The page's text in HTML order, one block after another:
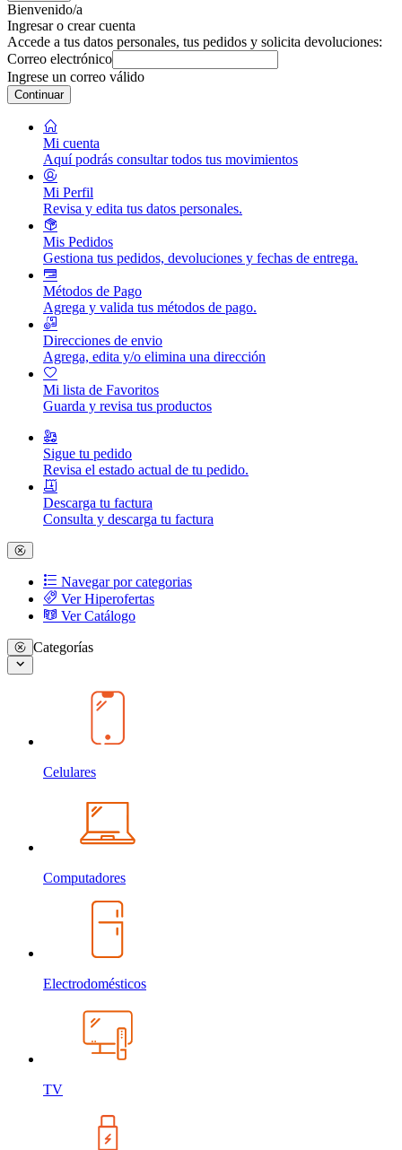
Bienvenido/a
Ingresar o crear cuenta
Accede a tus datos personales, tus pedidos y solicita devoluciones:
Correo electrónico
Ingrese un correo válido
Continuar
Mi cuenta
Aquí podrás consultar todos tus movimientos
Mi Perfil
Revisa y edita tus datos personales.
Mis Pedidos
Gestiona tus pedidos, devoluciones y fechas de entrega.
Métodos de Pago
Agrega y valida tus métodos de pago.
Direcciones de envio
Agrega, edita y/o elimina una dirección
Mi lista de Favoritos
Guarda y revisa tus productos
Sigue tu pedido
Revisa el estado actual de tu pedido.
Descarga tu factura
Consulta y descarga tu factura
Navegar por categorias
Ver Hiperofertas
Ver Catálogo
Categorías
Celulares
Computadores
Electrodomésticos
TV